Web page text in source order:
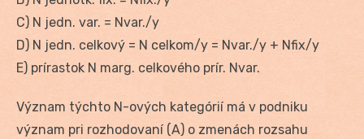
C) N jedn. var. = Nvar./y
D) N jedn. celkový = N celkom/y = Nvar./y + Nfix/y
E) prírastok N marg. celkového prír. Nvar.
Význam týchto N-ových kategórií má v podniku
význam pri rozhodovaní (A) o zmenách rozsahu